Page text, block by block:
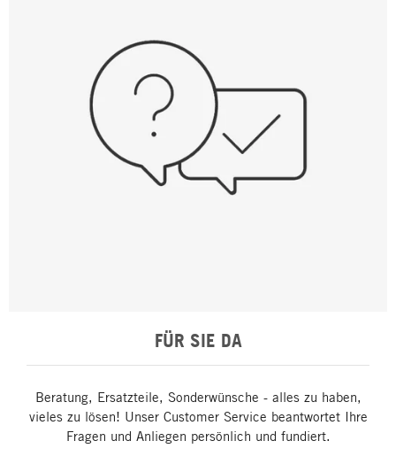
FÜR SIE DA
Beratung, Ersatzteile, Sonderwünsche - alles zu haben,
vieles zu lösen! Unser Customer Service beantwortet Ihre
Fragen und Anliegen persönlich und fundiert.